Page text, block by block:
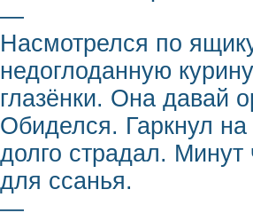
—
Насмотрелся по
недоглоданную
глазёнки. Она давай
Обиделся. Гаркнул
долго страдал.
для ссанья.
—